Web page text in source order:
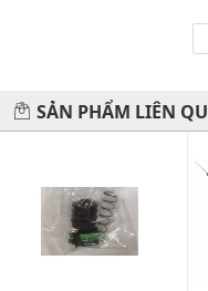
Hãy đến với chúng tôi
#vietparts #ascgroup
VIETPARTS - Thương
SẢN PHẨM LIÊN